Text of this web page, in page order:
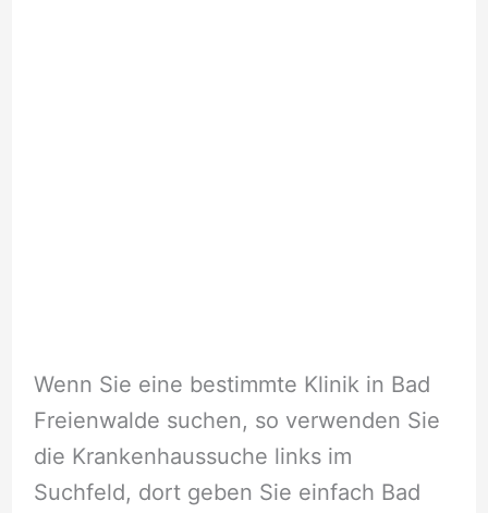
Wenn Sie eine bestimmte Klinik in Bad
Freienwalde suchen, so verwenden Sie
die Krankenhaussuche links im
Suchfeld, dort geben Sie einfach Bad